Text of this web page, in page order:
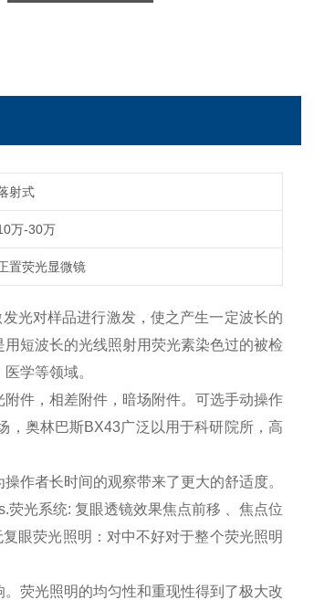
射式
万-30万
置荧光显微镜
光对样品进行激发，使之产生一定波长的
短波长的光线照射用荧光素染色过的被检
学等领域。
件，相差附件，暗场附件。可选手动操作
，奥林巴斯BX43广泛以用于科研院所，高
作者长时间的观察带来了更大的舒适度。
系统: 复眼透镜效果焦点前移 、焦点位
眼荧光照明：对中不好对于整个荧光照明
荧光照明的均匀性和重现性得到了极大改